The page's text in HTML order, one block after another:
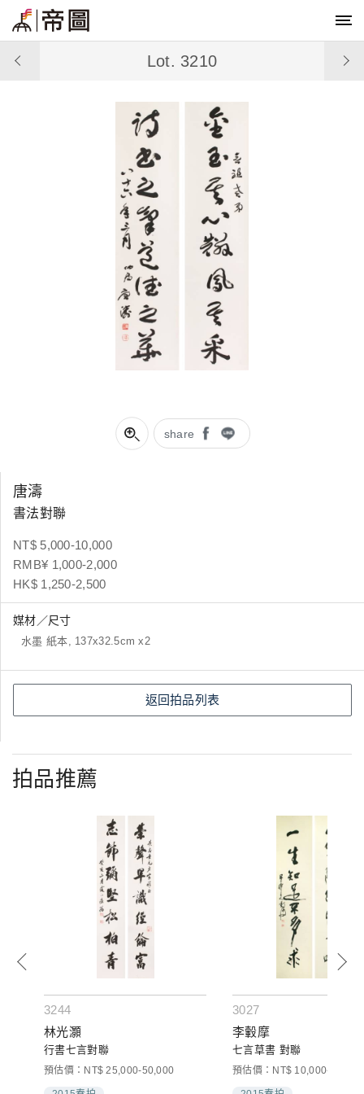
share
Lot. 3210
唐濤
書法對聯
NT$ 5,000-10,000
RMB¥ 1,000-2,000
HK$ 1,250-2,500
媒材／尺寸
水墨 紙本, 137x32.5cm x2
返回拍品列表
拍品推薦
3244
林光灝
行書七言對聯
預估價：NT$ 25,000-50,000
3027
李轂摩
七言草書 對聯
預估價：NT$ 10,000-30,000